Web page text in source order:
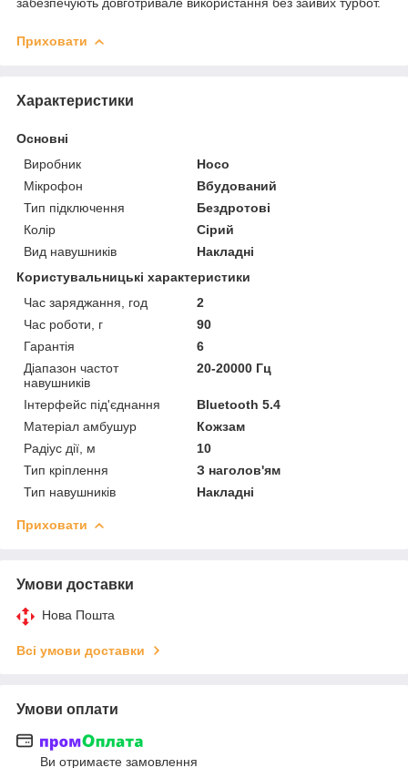
Приховати
Характеристики
Основні
Виробник
Hoco
Мікрофон
Вбудований
Тип підключення
Бездротові
Колір
Сірий
Вид навушників
Накладні
Користувальницькі характеристики
Час заряджання, год
2
Час роботи, г
90
Гарантія
6
Діапазон частот
навушників
20-20000 Гц
Інтерфейс під'єднання
Bluetooth 5.4
Матеріал амбушур
Кожзам
Радіус дії, м
10
Тип кріплення
З наголов'ям
Тип навушників
Накладні
Приховати
Умови доставки
Нова Пошта
Всі умови доставки
Умови оплати
Ви отримаєте замовлення